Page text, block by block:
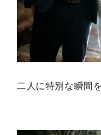
二人に特別な瞬間